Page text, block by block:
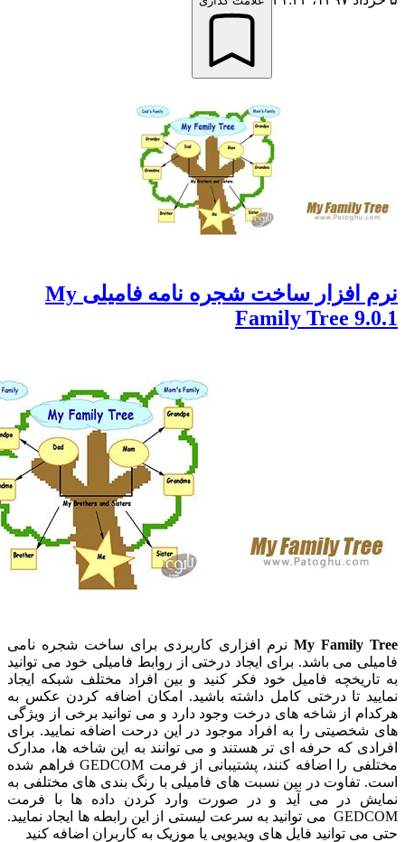
نرم افزار ساخت شجره نامه فامیلی My
Family Tree
Myنرم افزاری کاربردی برای ساخت شجره نامی
می باشد. برای ایجاد درختی از روابط فامیلی خود می توانید
فامیل خود فکر کنید و بین افراد مختلف شبکه ایجاد
تا درختی کامل داشته باشید. امکان اضافه کردن عکس به
از شاخه های درخت وجود دارد و می توانید برخی از ویژگی
را به افراد موجود در این درحت اضافه نمایید. برای
که حرفه ای تر هستند و می توانند به این شاخه ها، مدارک
مختلفی را اضافه کنند، پشتیبانی از فرمت GEDCOM فراهم شده
در بین نسبت های فامیلی با رنگ بندی های مختلفی به
در می آید و در صورت وارد کردن داده ها با فرمت
GEDCOM می توانید به سرعت لیستی از این رابطه ها ایجاد نمایید.
توانید فایل های ویدیویی یا موزیک به کاربران اضافه کنید